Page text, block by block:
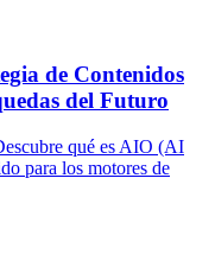
de Contenidos
del Futuro
qué es AIO (AI
para los motores de